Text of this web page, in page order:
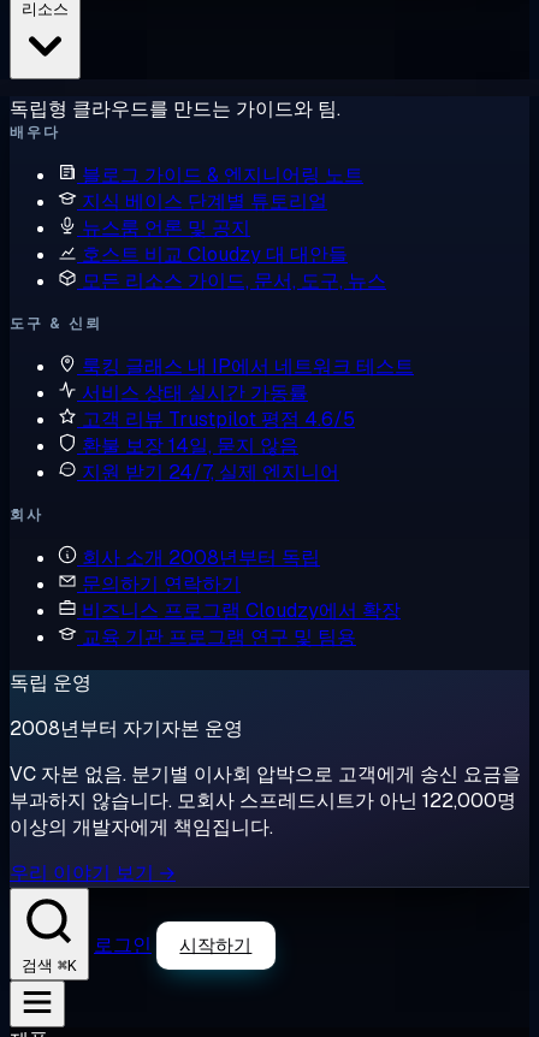
독립형 클라우드를 만드는 가이드와 팀.
배우다
블로그 가이드 & 엔지니어링 노트
지식 베이스 단계별 튜토리얼
뉴스룸 언론 및 공지
호스트 비교 Cloudzy 대 대안들
모든 리소스 가이드, 문서, 도구, 뉴스
도구 & 신뢰
룩킹 글래스 내 IP에서 네트워크 테스트
서비스 상태 실시간 가동률
고객 리뷰 Trustpilot 평점 4.6/5
환불 보장14일, 묻지 않음
지원 받기 24/7, 실제 엔지니어
회사
회사 소개 2008년부터 독립
문의하기 연락하기
비즈니스 프로그램 Cloudzy에서 확장
교육 기관 프로그램 연구 및 팀용
독립 운영
2008년부터 자기자본 운영
VC 자본 없음. 분기별 이사회 압박으로 고객에게 송신 요금을
부과하지 않습니다. 모회사 스프레드시트가 아닌 122,000명
이상의 개발자에게 책임집니다.
우리 이야기 보기 →
검색 ⌘K
로그인 시작하기